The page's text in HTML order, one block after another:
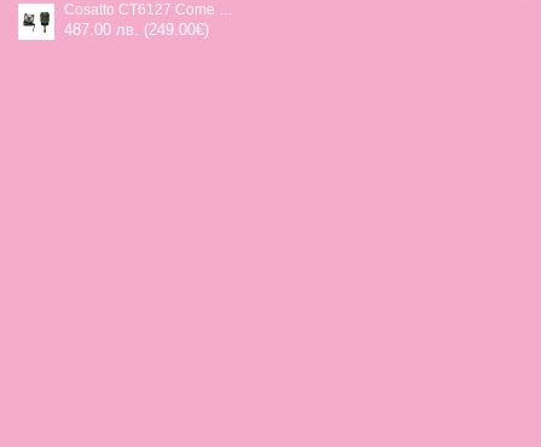
Cosatto CT6127 Come and go 2 столче за кола HOGLET
487.00 лв. (249.00€)